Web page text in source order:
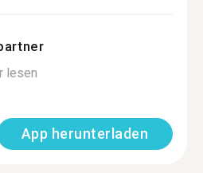
lesen
App herunterladen